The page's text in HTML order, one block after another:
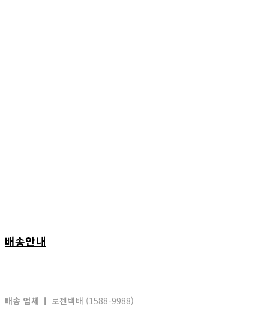
배송안내
배송 업체 ㅣ 로젠택배 (1588-9988)